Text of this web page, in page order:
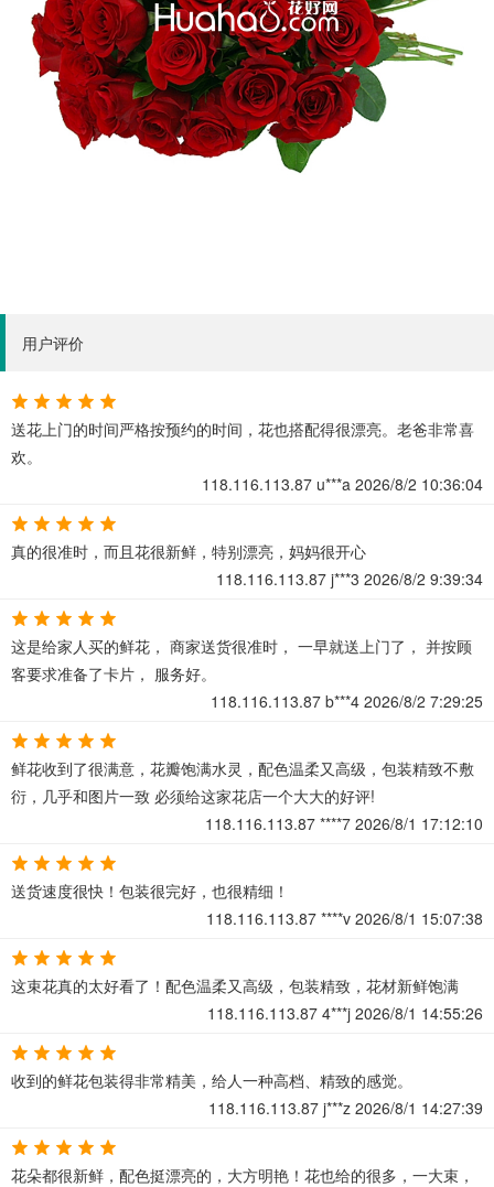
用户评价
送花上门的时间严格按预约的时间，花也搭配得很漂亮。老爸非常喜
欢。
118.116.113.87 u***a 2026/8/2 10:36:04
真的很准时，而且花很新鲜，特别漂亮，妈妈很开心
118.116.113.87 j***3 2026/8/2 9:39:34
这是给家人买的鲜花， 商家送货很准时， 一早就送上门了， 并按顾
客要求准备了卡片， 服务好。
118.116.113.87 b***4 2026/8/2 7:29:25
鲜花收到了很满意，花瓣饱满水灵，配色温柔又高级，包装精致不敷
衍，几乎和图片一致 必须给这家花店一个大大的好评!
118.116.113.87 ****7 2026/8/1 17:12:10
送货速度很快！包装很完好，也很精细！
118.116.113.87 ****v 2026/8/1 15:07:38
这束花真的太好看了！配色温柔又高级，包装精致，花材新鲜饱满
118.116.113.87 4***j 2026/8/1 14:55:26
收到的鲜花包装得非常精美，给人一种高档、精致的感觉。
118.116.113.87 j***z 2026/8/1 14:27:39
花朵都很新鲜，配色挺漂亮的，大方明艳！花也给的很多，一大束，